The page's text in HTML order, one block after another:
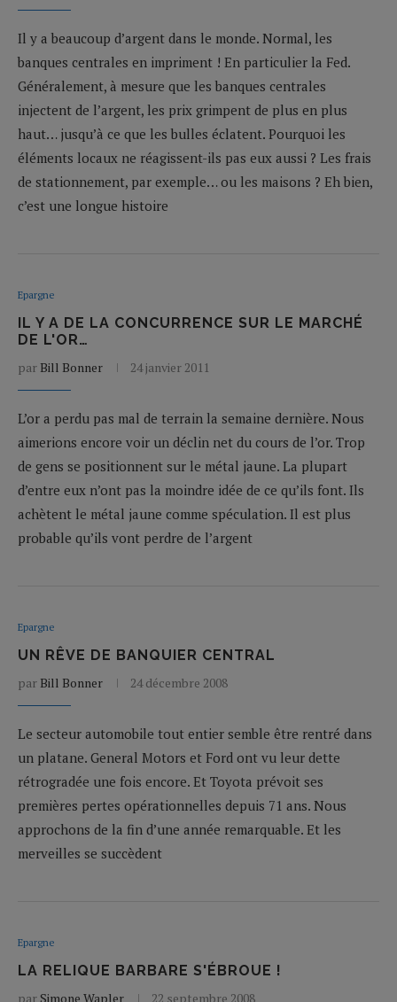
Il y a beaucoup d’argent dans le monde. Normal, les
banques centrales en impriment ! En particulier la Fed.
Généralement, à mesure que les banques centrales
injectent de l’argent, les prix grimpent de plus en plus
haut… jusqu’à ce que les bulles éclatent. Pourquoi les
éléments locaux ne réagissent-ils pas eux aussi ? Les frais
de stationnement, par exemple… ou les maisons ? Eh bien,
c’est une longue histoire
Epargne
IL Y A DE LA CONCURRENCE SUR LE MARCHÉ
DE L'OR…
par Bill Bonner 24 janvier 2011
L’or a perdu pas mal de terrain la semaine dernière. Nous
aimerions encore voir un déclin net du cours de l’or. Trop
de gens se positionnent sur le métal jaune. La plupart
d’entre eux n’ont pas la moindre idée de ce qu’ils font. Ils
achètent le métal jaune comme spéculation. Il est plus
probable qu’ils vont perdre de l’argent
Epargne
UN RÊVE DE BANQUIER CENTRAL
par Bill Bonner 24 décembre 2008
Le secteur automobile tout entier semble être rentré dans
un platane. General Motors et Ford ont vu leur dette
rétrogradée une fois encore. Et Toyota prévoit ses
premières pertes opérationnelles depuis 71 ans. Nous
approchons de la fin d’une année remarquable. Et les
merveilles se succèdent
Epargne
LA RELIQUE BARBARE S'ÉBROUE !
par Simone Wapler 22 septembre 2008